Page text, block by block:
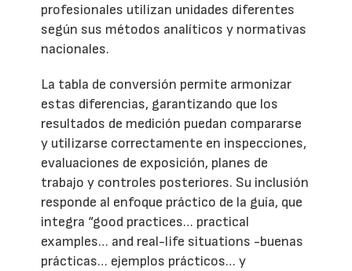
profesionales utilizan unidades diferentes
según sus métodos analíticos y normativas
nacionales.
La tabla de conversión permite armonizar
estas diferencias, garantizando que los
resultados de medición puedan compararse
y utilizarse correctamente en inspecciones,
evaluaciones de exposición, planes de
trabajo y controles posteriores. Su inclusión
responde al enfoque práctico de la guía, que
integra “good practices… practical
examples… and real-life situations -buenas
prácticas… ejemplos prácticos… y